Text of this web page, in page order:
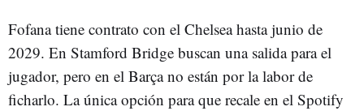
Fofana tiene contrato con el Chelsea hasta junio de
2029. En Stamford Bridge buscan una salida para el
jugador, pero en el Barça no están por la labor de
ficharlo. La única opción para que recale en el Spotify